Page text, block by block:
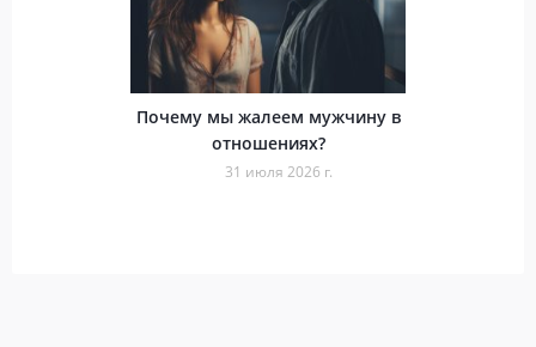
Почему мы жалеем мужчину в
отношениях?
31 июля 2026 г.